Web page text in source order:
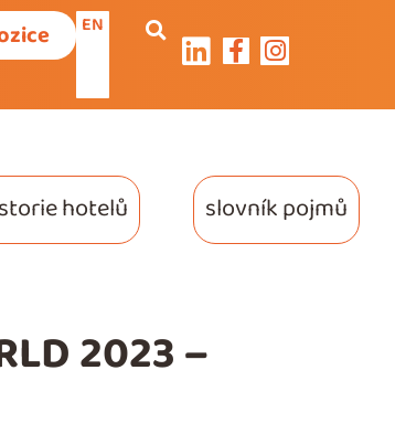
EN
hotelů slovník pojmů
2023 –